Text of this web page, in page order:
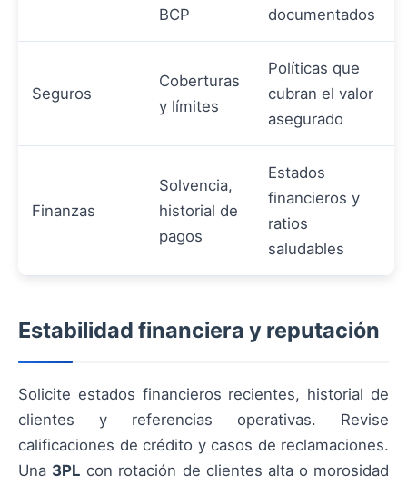
BCP
documentados
Seguros
Coberturas
y límites
Políticas que
cubran el valor
asegurado
Finanzas
Solvencia,
historial de
pagos
Estados
financieros y
ratios
saludables
Estabilidad financiera y reputación
Solicite estados financieros recientes, historial de
clientes y referencias operativas. Revise
calificaciones de crédito y casos de reclamaciones.
Una 3PL con rotación de clientes alta o morosidad